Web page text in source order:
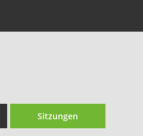
Sitzungen